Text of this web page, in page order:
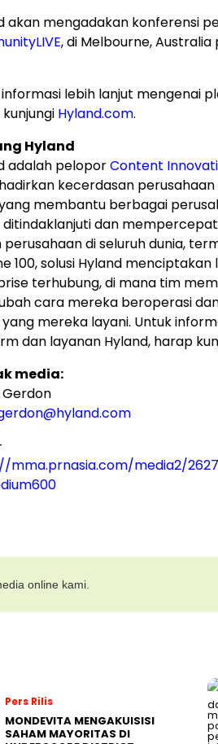
akan mengadakan konferensi
, di Melbourne,
lebih lanjut mengenai
Hyland.com.
Hyland
adalah peloporContent
kecerdasan
membantu berbagai
dan
perusahaan di seluruh dunia,
100, solusi Hyland
terhubung, di mana tim
cara mereka beroperasi
mereka layani. Untuk
dan layanan Hyland, harap
media:
mma.prnasia.com/media2/
online kami.
Pers Rilis
MONDEVITA MENGAKUISISI
SAHAM MAYORITAS DI